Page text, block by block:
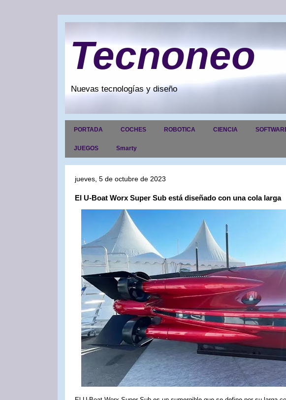
Tecnoneo
Nuevas tecnologías y diseño
PORTADA COCHES ROBOTICA CIENCIA
JUEGOS Smarty
jueves, 5 de octubre de 2023
El U-Boat Worx Super Sub está diseñado con una cola larga